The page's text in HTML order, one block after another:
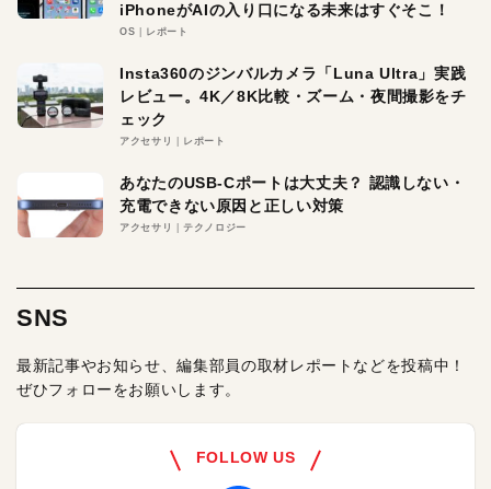
iPhoneがAIの入り口になる未来はすぐそこ！
OS レポート
Insta360のジンバルカメラ「Luna Ultra」実践
レビュー。4K／8K比較・ズーム・夜間撮影をチ
ェック
アクセサリ レポート
あなたのUSB-Cポートは大丈夫？ 認識しない・
充電できない原因と正しい対策
アクセサリ テクノロジー
SNS
最新記事やお知らせ、編集部員の取材レポートなどを投稿中！
ぜひフォローをお願いします。
FOLLOW US